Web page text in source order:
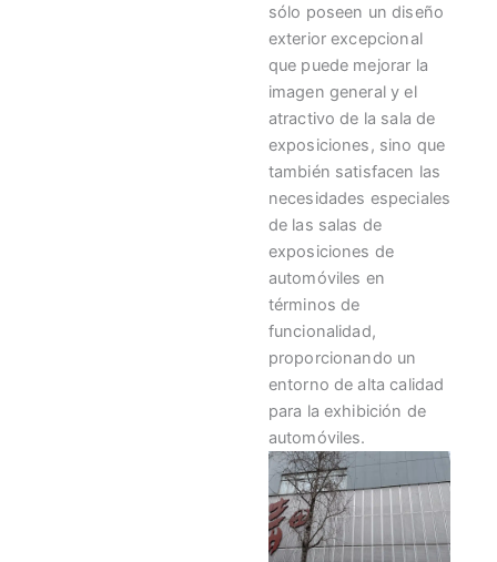
sólo poseen un diseño
exterior excepcional
que puede mejorar la
imagen general y el
atractivo de la sala de
exposiciones, sino que
también satisfacen las
necesidades especiales
de las salas de
exposiciones de
automóviles en
términos de
funcionalidad,
proporcionando un
entorno de alta calidad
para la exhibición de
automóviles.